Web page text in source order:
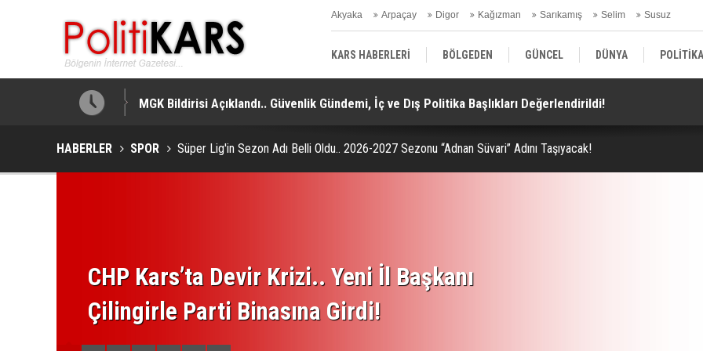
Akyaka Arpaçay Digor Kağızman Sarıkamış Selim Susuz
KARS HABERLERİ BÖLGEDEN GÜNCEL DÜNYA POLİTİKA
EKONOMİ | FİNANS | OTOMOTİV KÜLTÜR | SANAT | MAGAZİN
MGK Bildirisi Açıklandı.. Güvenlik Gündemi, İç ve Dış Politika Başlıkları Değerlendirildi!
HABERLER SPOR Süper Lig'in Sezon Adı Belli Oldu.. 2026-2027 Sezonu “Adnan Süvari” Adını Taşıyacak!
CHP Kars’ta Devir Krizi.. Yeni İl Başkanı
Çilingirle Parti Binasına Girdi!